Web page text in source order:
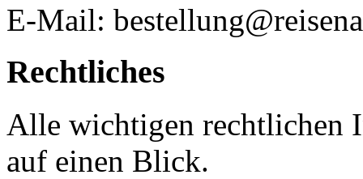
E-Mail:
Rechtliches
Alle wichtigen rechtlichen
auf einen Blick.